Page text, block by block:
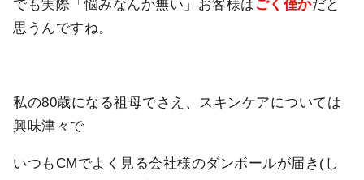
でも実際「悩みなんか無い」お客様は ごく僅かだと
思うんですね。
私の80歳になる祖母でさえ、スキンケアについては
興味津々で
いつもCMでよく見る会社様のダンボールが届き(し